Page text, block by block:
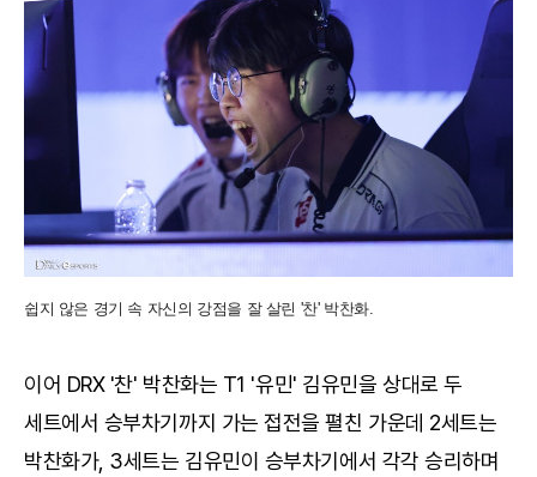
쉽지 않은 경기 속 자신의 강점을 잘 살린 '찬' 박찬화.
이어 DRX '찬' 박찬화는 T1 '유민' 김유민을 상대로 두
세트에서 승부차기까지 가는 접전을 펼친 가운데 2세트는
박찬화가, 3세트는 김유민이 승부차기에서 각각 승리하며